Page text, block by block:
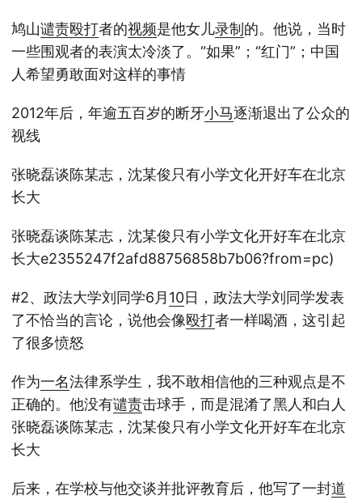
鸠山谴责殴打者的视频是他女儿录制 的。他说，当时
一些围观者的表演太冷淡了。“如果”；“红门”；中国
人希望勇敢面对这样的事情
2012年后，年逾五百岁的断牙小马逐渐退出了公众的
视线
张晓磊谈陈某志，沈某俊只有小学文化开好车在北京
长大
张晓磊谈陈某志，沈某俊只有小学文化开好车在北京
长大e2355247f2afd88756858b7b06?from=pc)
#2、政法大学刘同学6月 10日，政法大学刘同学发表
了不恰当的言论，说他会像殴打者一样喝酒，这引起
了很多愤怒
作为一名法律系学生，我不敢相信他的三种观点是不
正确的。他没有谴责击球手，而是混淆了黑人和白人
张晓磊谈陈某志，沈某俊只有小学文化开好车在北京
长大
后来，在学校与他交谈并批评教育后，他写了一封道